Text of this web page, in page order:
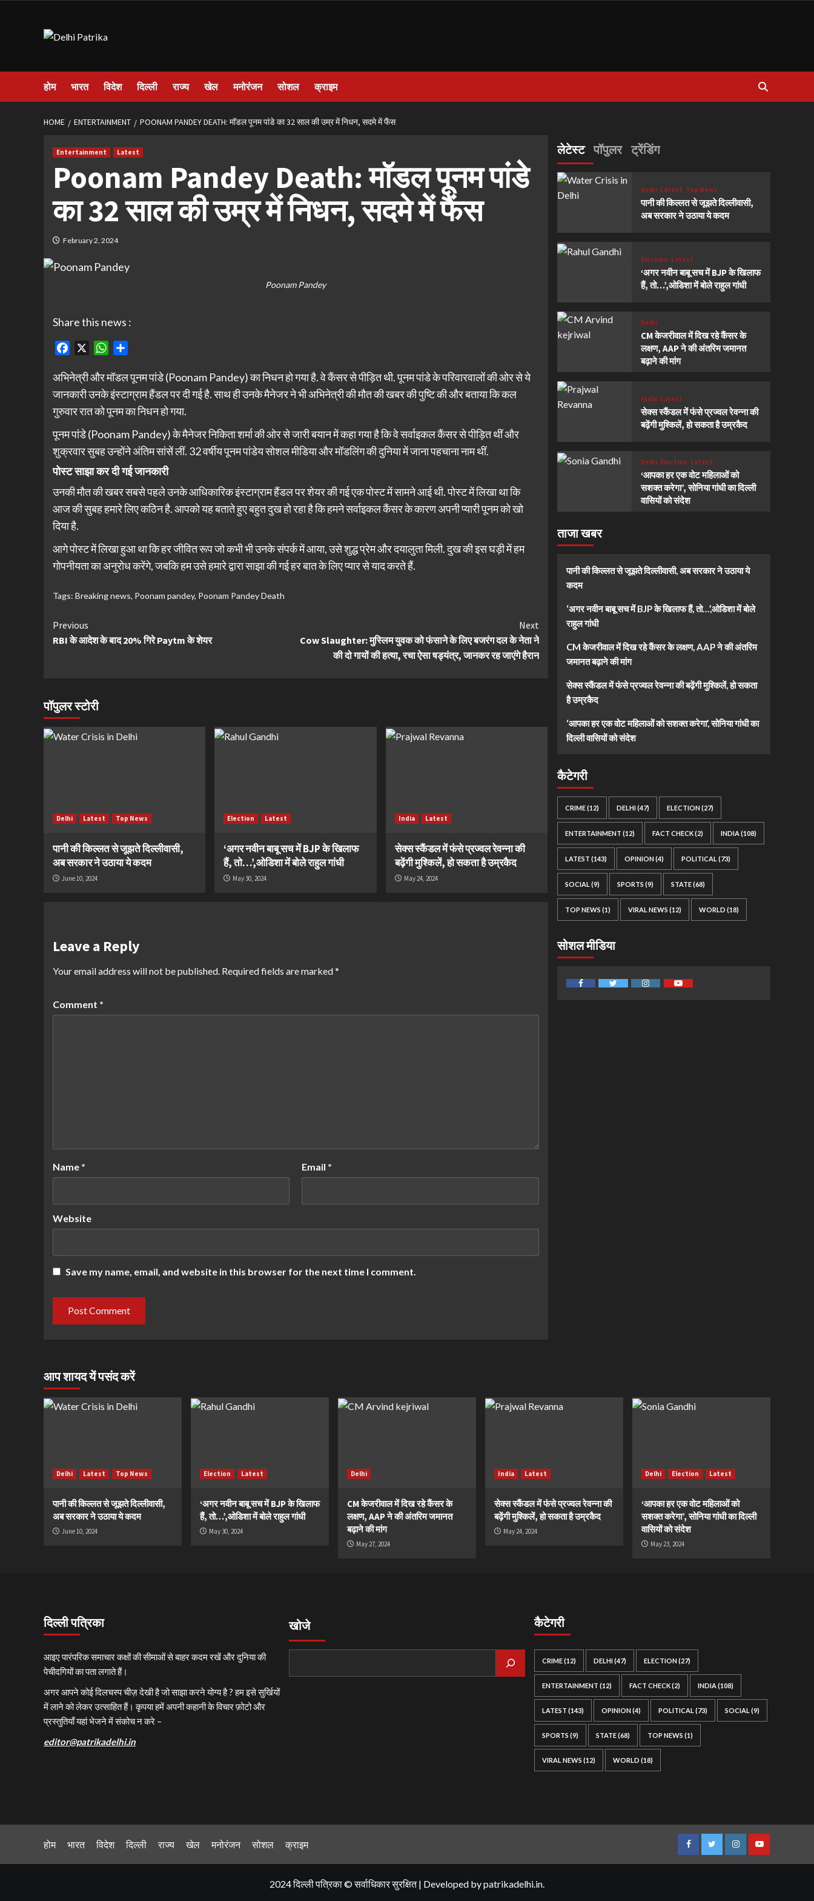
होम भारत विदेश दिल्ली राज्य खेल मनोरंजन सोशल क्राइम
HOME ENTERTAINMENT POONAM PANDEY DEATH: मॉडल पूनम पांडे का 32 साल की उम्र में निधन, सदमे में फैंस
Entertainment Latest
Poonam Pandey Death: मॉडल पूनम पांडे
का 32 साल की उम्र में निधन, सदमे में फैंस
February 2, 2024
Poonam Pandey
Share this news :
Facebook WhatsApp
अभिनेत्री और मॉडल पूनम पांडे (Poonam Pandey) का निधन हो गया है. वे कैंसर से पीड़ित थी. पूनम पांडे के परिवारवालों की ओर से ये
जानकारी उनके इंस्टाग्राम हैंडल पर दी गई है. साथ ही उनके मैनेजर ने भी अभिनेत्री की मौत की खबर की पुष्टि की और बताया कि कल
गुरुवार रात को पूनम का निधन हो गया.
पूनम पांडे (Poonam Pandey) के मैनेजर निकिता शर्मा की ओर से जारी बयान में कहा गया है कि वे सर्वाइकल कैंसर से पीड़ित थीं और
शुक्रवार सुबह उन्होंने अंतिम सांसें लीं. 32 वर्षीय पूनम पांडेय सोशल मीडिया और मॉडलिंग की दुनिया में जाना पहचाना नाम थीं.
पोस्ट साझा कर दी गई जानकारी
उनकी मौत की खबर सबसे पहले उनके आधिकारिक इंस्टाग्राम हैंडल पर शेयर की गई एक पोस्ट में सामने आई थी. पोस्ट में लिखा था कि
आज की सुबह हमारे लिए कठिन है. आपको यह बताते हुए बहुत दुख हो रहा है कि हमने सर्वाइकल कैंसर के कारण अपनी प्यारी पूनम को खो
दिया है.
आगे पोस्ट में लिखा हुआ था कि हर जीवित रूप जो कभी भी उनके संपर्क में आया, उसे शुद्ध प्रेम और दयालुता मिली. दुख की इस घड़ी में हम
गोपनीयता का अनुरोध करेंगे, जबकि हम उसे हमारे द्वारा साझा की गई हर बात के लिए प्यार से याद करते हैं.
Tags: Breaking news, Poonam pandey, Poonam Pandey Death
Continue
Reading
Previous
RBI के आदेश के बाद 20% गिरे Paytm के शेयर
Next
Cow Slaughter: मुस्लिम युवक को फंसाने के लिए बजरंग दल के नेता ने
की दो गायों की हत्या, रचा ऐसा षड्यंत्र, जानकर रह जाएंगे हैरान
पॉपुलर स्टोरी
Delhi Latest Top News
पानी की किल्लत से जूझते दिल्लीवासी,
अब सरकार ने उठाया ये कदम
June 10, 2024
Election Latest
‘अगर नवीन बाबू सच में BJP के खिलाफ
हैं, तो…’,ओडिशा में बोले राहुल गांधी
May 30, 2024
India Latest
सेक्स स्कैंडल में फंसे प्रज्वल रेवन्ना की
बढ़ेंगी मुश्किलें, हो सकता है उम्रकैद
May 24, 2024
Leave a Reply
Your email address will not be published. Required fields are marked*
Comment *
Name * Email *
Website
Save my name, email, and website in this browser for the next time I comment.
लेटेस्ट पॉपुलर ट्रेंडिंग
Delhi Latest Top News
पानी की किल्लत से जूझते दिल्लीवासी,
अब सरकार ने उठाया ये कदम
Election Latest
‘अगर नवीन बाबू सच में BJP के खिलाफ
हैं, तो…’,ओडिशा में बोले राहुल गांधी
Delhi
CM केजरीवाल में दिख रहे कैंसर के
लक्षण, AAP ने की अंतरिम जमानत
बढ़ाने की मांग
India Latest
सेक्स स्कैंडल में फंसे प्रज्वल रेवन्ना की
बढ़ेंगी मुश्किलें, हो सकता है उम्रकैद
Delhi Election Latest
‘आपका हर एक वोट महिलाओं को
सशक्त करेगा’, सोनिया गांधी का दिल्ली
वासियों को संदेश
ताजा खबर
पानी की किल्लत से जूझते दिल्लीवासी, अब सरकार ने उठाया ये
कदम
‘अगर नवीन बाबू सच में BJP के खिलाफ हैं, तो…’,ओडिशा में बोले
राहुल गांधी
CM केजरीवाल में दिख रहे कैंसर के लक्षण, AAP ने की अंतरिम
जमानत बढ़ाने की मांग
सेक्स स्कैंडल में फंसे प्रज्वल रेवन्ना की बढ़ेंगी मुश्किलें, हो सकता
है उम्रकैद
‘आपका हर एक वोट महिलाओं को सशक्त करेगा’, सोनिया गांधी का
दिल्ली वासियों को संदेश
कैटेगरी
CRIME(12) DELHI(47) ELECTION(27)
ENTERTAINMENT (12) FACT CHECK(2) INDIA(108)
LATEST (143) OPINION(4) POLITICAL (73)
SOCIAL (9) SPORTS (9) STATE(68)
TOP NEWS (1) VIRAL NEWS (12) WORLD (18)
सोशल मीडिया
FacebookTwitter InstagramYoutube
आप शायद यें पसंद करें
Delhi Latest Top News
पानी की किल्लत से जूझते दिल्लीवासी,
अब सरकार ने उठाया ये कदम
June 10, 2024
Election Latest
‘अगर नवीन बाबू सच में BJP के खिलाफ
हैं, तो…’,ओडिशा में बोले राहुल गांधी
May 30, 2024
Delhi
CM केजरीवाल में दिख रहे कैंसर के
लक्षण, AAP ने की अंतरिम जमानत
बढ़ाने की मांग
May 27, 2024
India Latest
सेक्स स्कैंडल में फंसे प्रज्वल रेवन्ना की
बढ़ेंगी मुश्किलें, हो सकता है उम्रकैद
May 24, 2024
Delhi Election Latest
‘आपका हर एक वोट महिलाओं को
सशक्त करेगा’, सोनिया गांधी का दिल्ली
वासियों को संदेश
May 23, 2024
दिल्ली पत्रिका
आइए पारंपरिक समाचार कक्षों की सीमाओं से बाहर कदम रखें और दुनिया की
पेचीदगियों का पता लगाते हैं।
अगर आपने कोई दिलचस्प चीज़ देखी है जो साझा करने योग्य है ? हम इसे सुर्खियों
में लाने को लेकर उत्साहित हैं। कृपया हमें अपनी कहानी के विचार फ़ोटो और
प्रस्तुतियाँ यहां भेजने में संकोच न करे –
editor@patrikadelhi.in
खोजे कैटेगरी
CRIME(12) DELHI(47) ELECTION(27)
ENTERTAINMENT (12) FACT CHECK(2) INDIA(108)
LATEST (143) OPINION(4) POLITICAL (73) SOCIAL (9)
SPORTS (9) STATE(68) TOP NEWS (1)
VIRAL NEWS (12) WORLD (18)
होम भारत विदेश दिल्ली राज्य खेल मनोरंजन सोशल क्राइम FacebookTwitterInstagramYoutube
2024 दिल्ली पत्रिका © सर्वाधिकार सुरक्षित| Developed bypatrikadelhi.in